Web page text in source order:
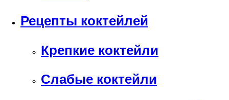
Рецепты коктейлей
Крепкие коктейли
Слабые коктейли